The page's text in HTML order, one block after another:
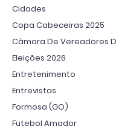
Cidades
Copa Cabeceiras 2025
Câmara De Vereadores
Eleições 2026
Entretenimento
Entrevistas
Formosa (GO)
Futebol Amador